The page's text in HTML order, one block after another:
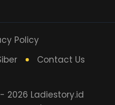
Policy
Contact Us
2026 Ladiestory.id